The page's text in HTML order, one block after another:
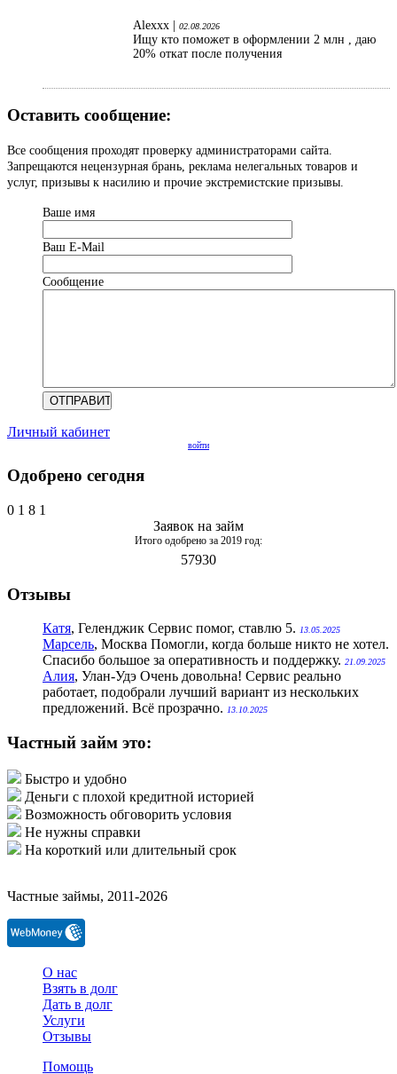
Alexxx | 02.08.2026
Ищу кто поможет в оформлении 2 млн , даю
20% откат после получения
Оставить сообщение:
Все сообщения проходят проверку администраторами сайта.
Запрещаются нецензурная брань, реклама нелегальных товаров и
услуг, призывы к насилию и прочие экстремистские призывы.
Ваше имя
Ваш Е-Mail
Сообщение
Личный кабинет
войти
Одобрено сегодня
0 1 8 1
Заявок на займ
Итого одобрено за 2019 год:
57930
Отзывы
Катя, Геленджик Сервис помог, ставлю 5. 13.05.2025
Марсель, Москва Помогли, когда больше никто не хотел.
Спасибо большое за оперативность и поддержку. 21.09.2025
Алия, Улан-Удэ Очень довольна! Сервис реально
работает, подобрали лучший вариант из нескольких
предложений. Всё прозрачно. 13.10.2025
Частный займ это:
Быстро и удобно
Деньги с плохой кредитной историей
Возможность обговорить условия
Не нужны справки
На короткий или длительный срок
Частные займы, 2011-2026
О нас
Взять в долг
Дать в долг
Услуги
Отзывы
Помощь